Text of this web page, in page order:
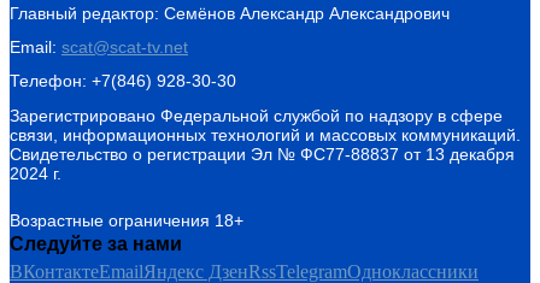
Главный редактор: Семёнов Александр Александрович
Email: scat@scat-tv.net
Телефон: +7(846) 928-30-30
Зарегистрировано Федеральной службой по надзору в сфере
связи, информационных технологий и массовых коммуникаций.
Свидетельство о регистрации Эл № ФС77-88837 от 13 декабря
2024 г.
Возрастные ограничения 18+
Следуйте за нами
ВКонтактеEmailЯндекс ДзенRssTelegramОдноклассники